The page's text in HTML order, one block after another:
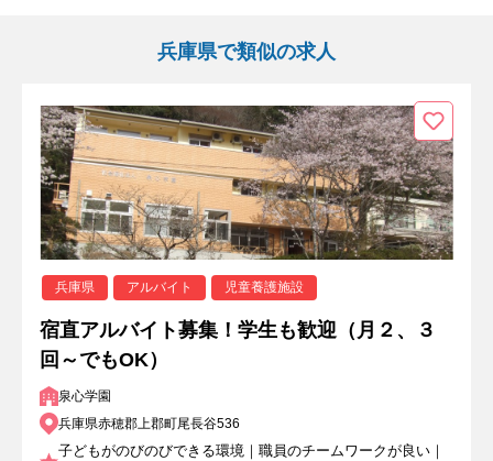
兵庫県で類似の求人
兵庫県 アルバイト 児童養護施設
宿直アルバイト募集！学生も歓迎（月２、３
回～でもOK）
泉心学園
兵庫県赤穂郡上郡町尾長谷536
子どもがのびのびできる環境｜職員のチームワークが良い｜